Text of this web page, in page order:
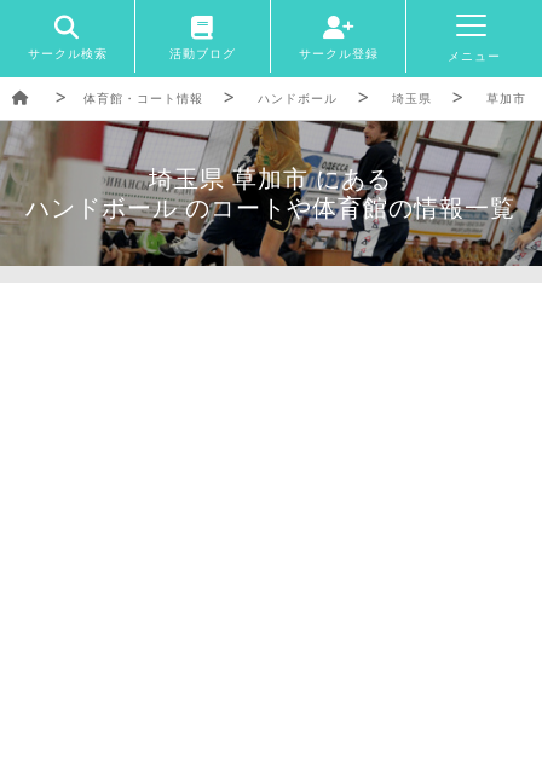
サークル検索 活動ブログ サークル登録 メニュー
体育館・コート情報 ハンドボール 埼玉県 草加市
埼玉県 草加市 にある
ハンドボール のコートや体育館の情報一覧